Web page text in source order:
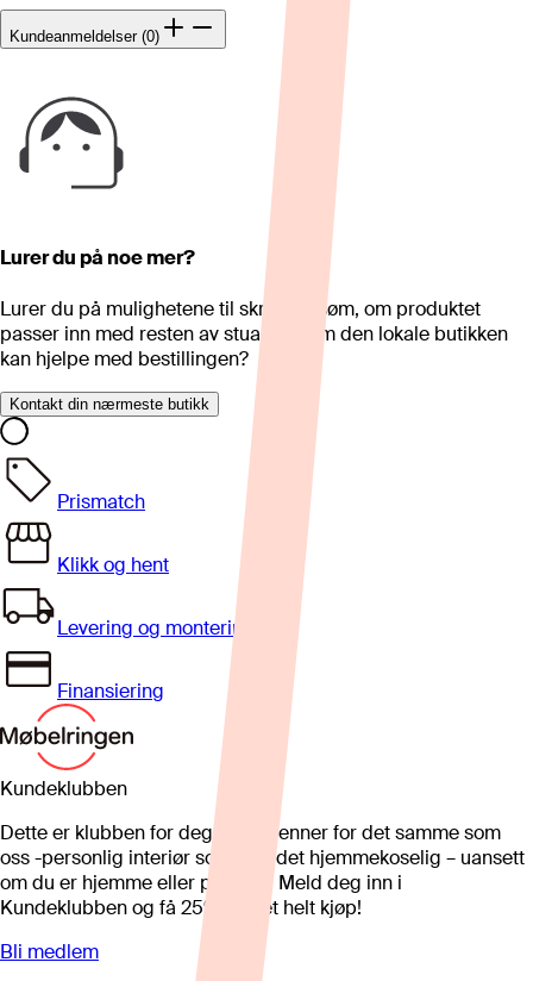
Kundeanmeldelser (0)
Lurer du på noe mer?
Lurer du på mulighetene til skreddersøm, om produktet
passer inn med resten av stua eller om den lokale butikken
kan hjelpe med bestillingen?
Kontakt din nærmeste butikk
Prismatch
Klikk og hent
Levering og montering
Finansiering
Kundeklubben
Dette er klubben for deg som brenner for det samme som
oss -personlig interiør som gjør det hjemmekoselig – uansett
om du er hjemme eller på hytta. Meld deg inn i
Kundeklubben og få 25%* på et helt kjøp!
Bli medlem